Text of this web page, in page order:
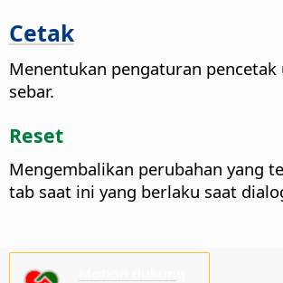
Cetak
Menentukan pengaturan
sebar.
Reset
Mengembalikan perubahan yang
tab saat ini yang berlaku saat